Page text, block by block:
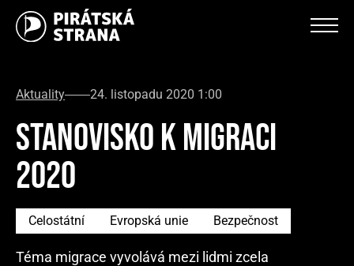
Aktuality 24. listopadu 2020 1:00
STANOVISKO K MIGRACI
2020
Celostátní Evropská unie Bezpečnost
Téma migrace vyvolává mezi lidmi zcela